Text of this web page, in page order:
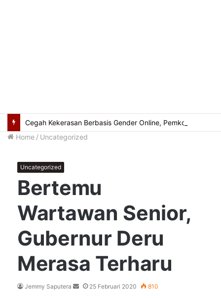
Home / Uncategorized
Uncategorized
Bertemu
Wartawan Senior,
Gubernur Deru
Merasa Terharu
Jemmy Saputera
Send25 Februari 2020 810